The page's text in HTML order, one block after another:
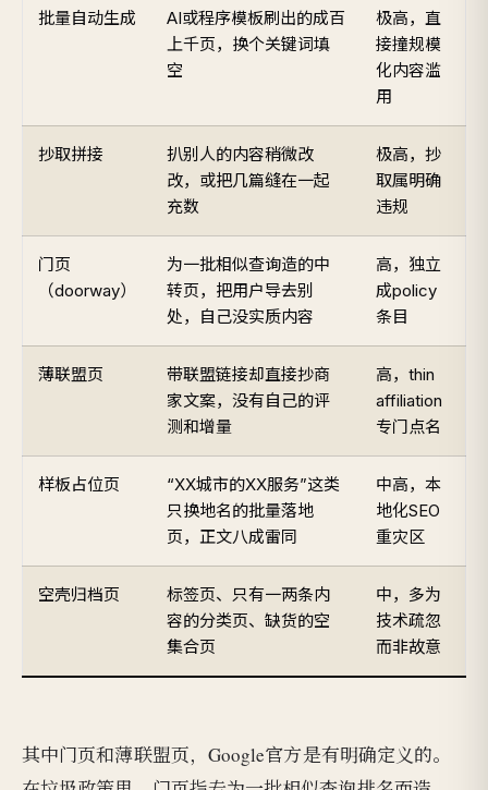
批量自动生成
AI或程序模板刷出的成百
上千页，换个关键词填
空
极高，直
接撞规模
化内容滥
用
抄取拼接
扒别人的内容稍微改
改，或把几篇缝在一起
充数
极高，抄
取属明确
违规
门页
（doorway）
为一批相似查询造的中
转页，把用户导去别
处，自己没实质内容
高，独立
成policy
条目
薄联盟页
带联盟链接却直接抄商
家文案，没有自己的评
测和增量
高，thin
affiliation
专门点名
样板占位页
“XX城市的XX服务”这类
只换地名的批量落地
页，正文八成雷同
中高，本
地化SEO
重灾区
空壳归档页
标签页、只有一两条内
容的分类页、缺货的空
集合页
中，多为
技术疏忽
而非故意
其中门页和薄联盟页，Google官方是有明确定义的。